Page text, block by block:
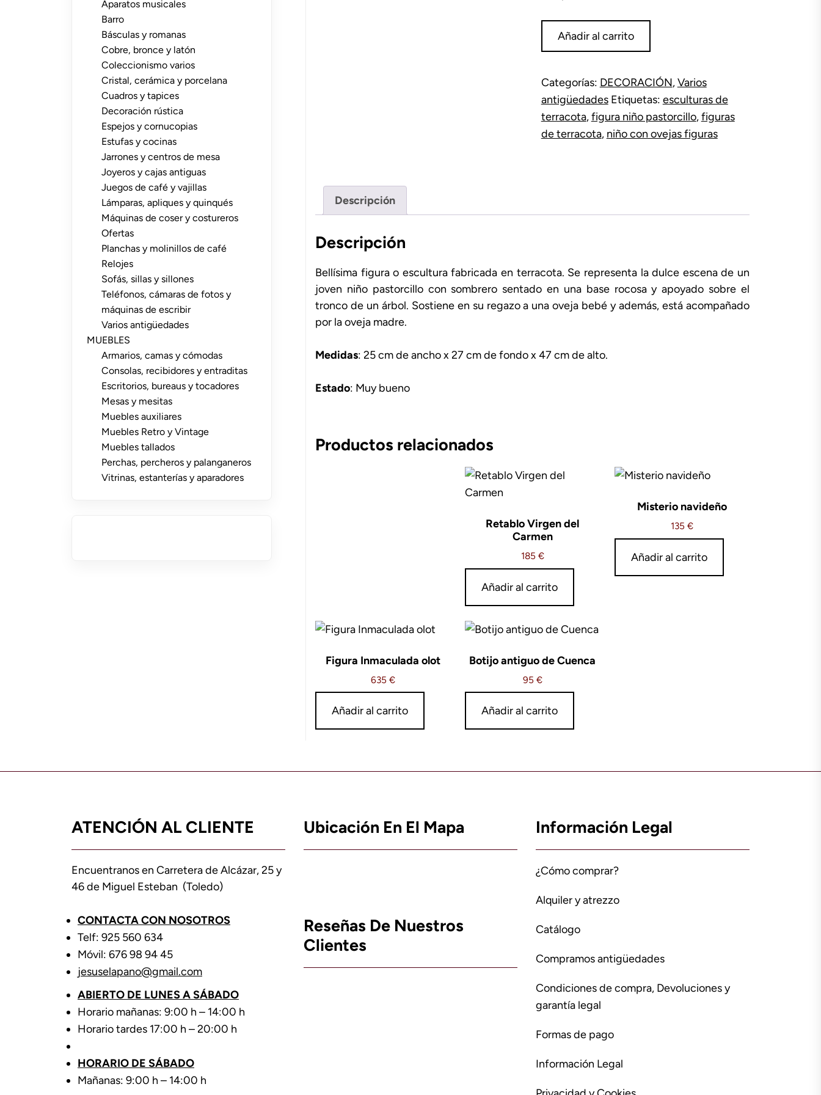
niñoAñadir al carrito
Categorías: DECORACIÓN,Varios
antigüedades Etiquetas: esculturas de
terracota,figura niño pastorcillo,figuras
de terracota, niño con ovejas figuras
Descripción
Descripción
Bellísima figura o escultura fabricada en terracota. Se representa la dulce escena de un
joven niño pastorcillo con sombrero sentado en una base rocosa y apoyado sobre el
tronco de un árbol. Sostiene en su regazo a una oveja bebé y además, está acompañado
por la oveja madre.
Medidas: 25 cm de ancho x 27 cm de fondo x 47 cm de alto.
Estado: Muy bueno
Productos relacionados
Retablo Virgen del
Carmen
185 €
Añadir al carrito
Misterio navideño
135 €
Añadir al carrito
Figura Inmaculada olot
635 €
Añadir al carrito
Botijo antiguo de Cuenca
95 €
Añadir al carrito
Aparatos musicales
Barro
Básculas y romanas
Cobre, bronce y latón
Coleccionismo varios
Cristal, cerámica y porcelana
Cuadros y tapices
Decoración rústica
Espejos y cornucopias
Estufas y cocinas
Jarrones y centros de mesa
Joyeros y cajas antiguas
Juegos de café y vajillas
Lámparas, apliques y quinqués
Máquinas de coser y costureros
Ofertas
Planchas y molinillos de café
Relojes
Sofás, sillas y sillones
Teléfonos, cámaras de fotos y
máquinas de escribir
Varios antigüedades
MUEBLES
Armarios, camas y cómodas
Consolas, recibidores y entraditas
Escritorios, bureaus y tocadores
Mesas y mesitas
Muebles auxiliares
Muebles Retro y Vintage
Muebles tallados
Perchas, percheros y palanganeros
Vitrinas, estanterías y aparadores
ATENCIÓN AL CLIENTE
Encuentranos en Carretera de Alcázar, 25 y
46 de Miguel Esteban (Toledo)
CONTACTA CON NOSOTROS
Telf: 925 560 634
Móvil: 676 98 94 45
jesuselapano@gmail.com
ABIERTO DE LUNES A SÁBADO
Horario mañanas: 9:00 h – 14:00 h
Horario tardes 17:00 h – 20:00 h
HORARIO DE SÁBADO
Mañanas: 9:00 h – 14:00 h
Ubicación En El Mapa
Reseñas De Nuestros
Clientes
Información Legal
¿Cómo comprar?
Alquiler y atrezzo
Catálogo
Compramos antigüedades
Condiciones de compra, Devoluciones y
garantía legal
Formas de pago
Información Legal